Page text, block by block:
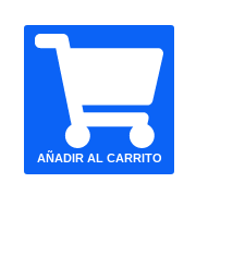
AÑADIR AL CARRITO